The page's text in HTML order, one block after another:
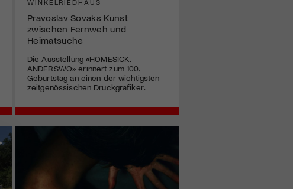
WINKELRIEDHAUS
Pravoslav Sovaks Kunst
zwischen Fernweh und
Heimatsuche
Die Ausstellung «HOMESICK.
ANDERSWO» erinnert zum 100.
Geburtstag an einen der wichtigsten
zeitgenössischen Druckgrafiker.